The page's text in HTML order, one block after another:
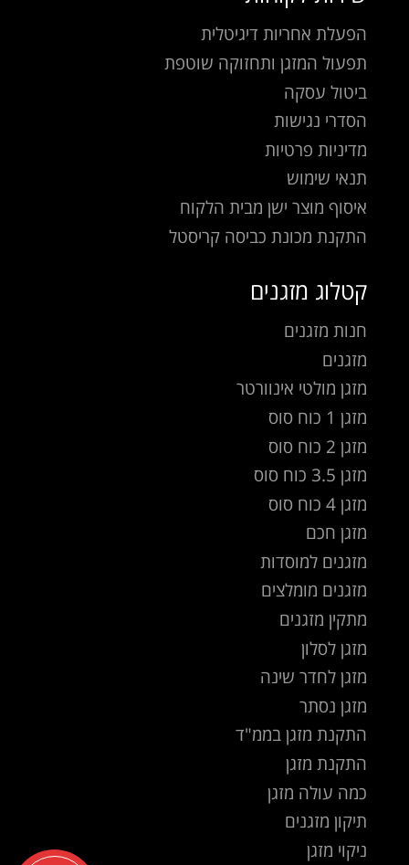
הפעלת אחריות דיגיטלית
תפעול המזגן ותחזוקה שוטפת
ביטול עסקה
הסדרי נגישות
מדיניות פרטיות
תנאי שימוש
איסוף מוצר ישן מבית הלקוח
התקנת מכונת כביסה קריסטל
קטלוג מזגנים
חנות מזגנים
מזגנים
מזגן מולטי אינוורטר
מזגן 1 כוח סוס
מזגן 2 כוח סוס
מזגן 3.5 כוח סוס
מזגן 4 כוח סוס
מזגן חכם
מזגנים למוסדות
מזגנים מומלצים
מתקין מזגנים
מזגן לסלון
מזגן לחדר שינה
מזגן נסתר
התקנת מזגן בממ"ד
התקנת מזגן
כמה עולה מזגן
תיקון מזגנים
ניקוי מזגן